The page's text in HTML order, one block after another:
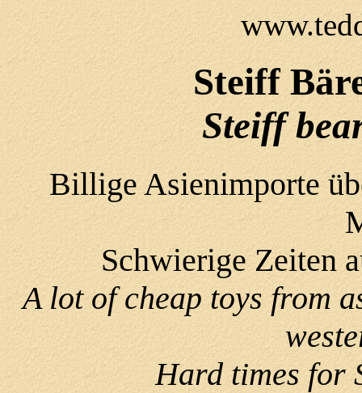
Steiff
Steiff
Billige Asienimporte
Schwierige Zeiten
A lot of cheap toys from
Hard times for